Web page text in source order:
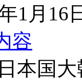
1月16
容
本国